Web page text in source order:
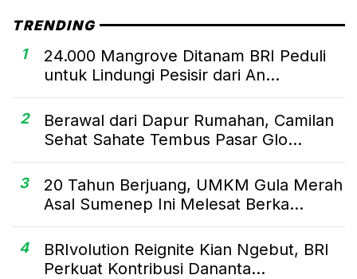
TRENDING
1
24.000 Mangrove Ditanam BRI Peduli
untuk Lindungi Pesisir dari An...
2
Berawal dari Dapur Rumahan, Camilan
Sehat Sahate Tembus Pasar Glo...
3
20 Tahun Berjuang, UMKM Gula Merah
Asal Sumenep Ini Melesat Berka...
4
BRIvolution Reignite Kian Ngebut, BRI
Perkuat Kontribusi Dananta...